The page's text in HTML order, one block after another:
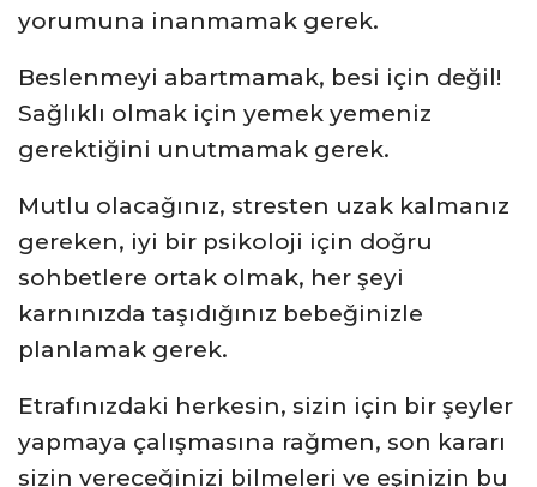
yorumuna inanmamak gerek.
Beslenmeyi abartmamak, besi için değil!
Sağlıklı olmak için yemek yemeniz
gerektiğini unutmamak gerek.
Mutlu olacağınız, stresten uzak kalmanız
gereken, iyi bir psikoloji için doğru
sohbetlere ortak olmak, her şeyi
karnınızda taşıdığınız bebeğinizle
planlamak gerek.
Etrafınızdaki herkesin, sizin için bir şeyler
yapmaya çalışmasına rağmen, son kararı
sizin vereceğinizi bilmeleri ve eşinizin bu